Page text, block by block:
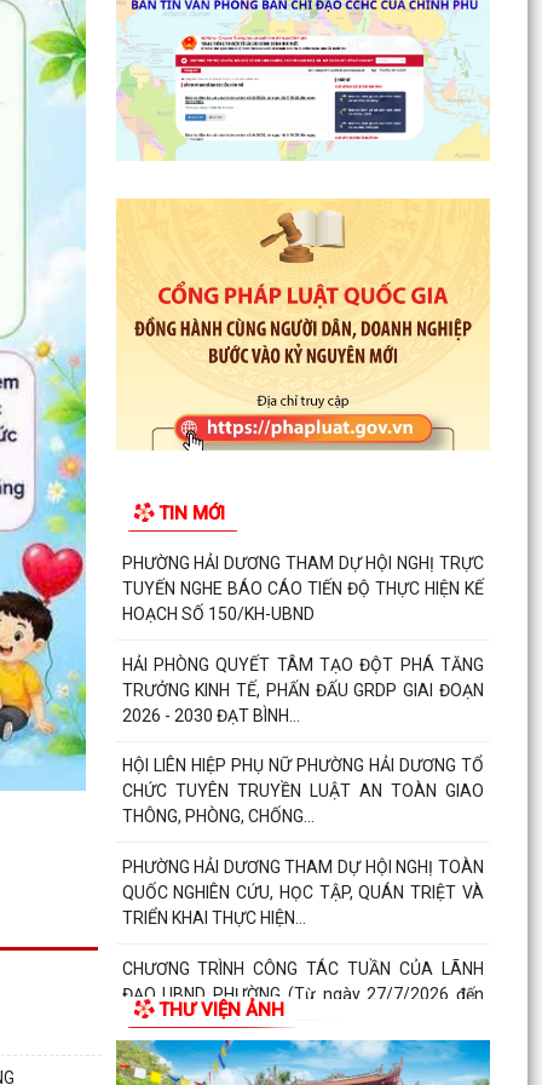
TIN MỚI
trạng...
PHƯỜNG HẢI DƯƠNG THAM DỰ HỘI NGHỊ TRỰC
TUYẾN NGHE BÁO CÁO TIẾN ĐỘ THỰC HIỆN KẾ
HOẠCH SỐ 150/KH-UBND
HẢI PHÒNG QUYẾT TÂM TẠO ĐỘT PHÁ TĂNG
2026 - 2030 ĐẠT BÌNH...
HỘI LIÊN HIỆP PHỤ NỮ PHƯỜNG HẢI DƯƠNG TỔ
CHỨC TUYÊN TRUYỀN LUẬT AN TOÀN GIAO
THÔNG, PHÒNG, CHỐNG...
PHƯỜNG HẢI DƯƠNG THAM DỰ HỘI NGHỊ TOÀN
QUỐC NGHIÊN CỨU, HỌC TẬP, QUÁN TRIỆT VÀ
TRIỂN KHAI THỰC HIỆN...
ngày 02/8/2026)
PHƯỜNG HẢI DƯƠNG TỔ CHỨC LỄ VIẾNG NGHĨA
TRANG LIỆT SĨ NGỌC CHÂU NHÂN KỶ NIỆM 79
NĂM NGÀY THƯƠNG...
ẤM ÁP NGHĨA TÌNH TRI ÂN CỦA HỘI CỰU GIÁO
CHỨC PHƯỜNG HẢI DƯƠNG
NGHĨA TÌNH TRI ÂN NGƯỜI CÓ CÔNG VỚI CÁCH
MẠNG
TRẺ PHƯỜNG HẢI DƯƠNG DÀNH CHO CÁC GIA
ĐÌNH NGƯỜI CÓ CÔNG
DỤNG PHẦN MỀM Q-CABINET TRONG TỔ CHỨC
KỲ HỌP THỨ BA
THÔNG BÁO VỀ VIỆC PHỐI HỢP CUNG CẤP HỒ
SƠ, GIẤY TỜ VỀ QUYỀN SỬ DỤNG ĐẤT PHỤC VỤ
THƯ VIỆN ẢNH